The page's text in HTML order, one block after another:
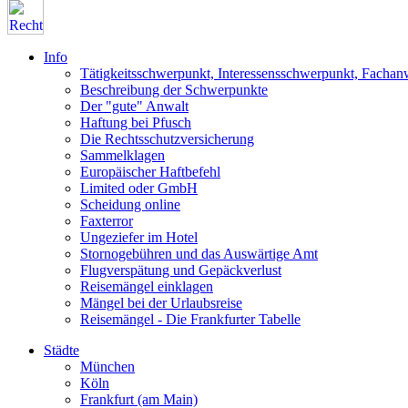
Info
Tätigkeitsschwerpunkt, Interessensschwerpunkt,
Beschreibung der Schwerpunkte
Der "gute" Anwalt
Haftung bei Pfusch
Die Rechtsschutzversicherung
Sammelklagen
Europäischer Haftbefehl
Limited oder GmbH
Scheidung online
Faxterror
Ungeziefer im Hotel
Stornogebühren und das Auswärtige Amt
Flugverspätung und Gepäckverlust
Reisemängel einklagen
Mängel bei der Urlaubsreise
Reisemängel - Die Frankfurter Tabelle
Städte
München
Köln
Frankfurt (am Main)